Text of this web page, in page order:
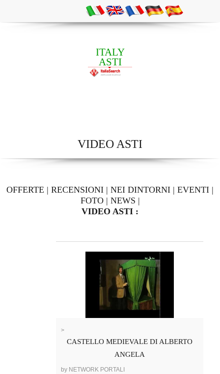
ITALY
ASTI
VIDEO ASTI
OFFERTE | RECENSIONI | NEI DINTORNI | EVENTI |
FOTO| NEWS |
VIDEO ASTI :
>
CASTELLO MEDIEVALE DI ALBERTO
ANGELA
by NETWORK PORTALI